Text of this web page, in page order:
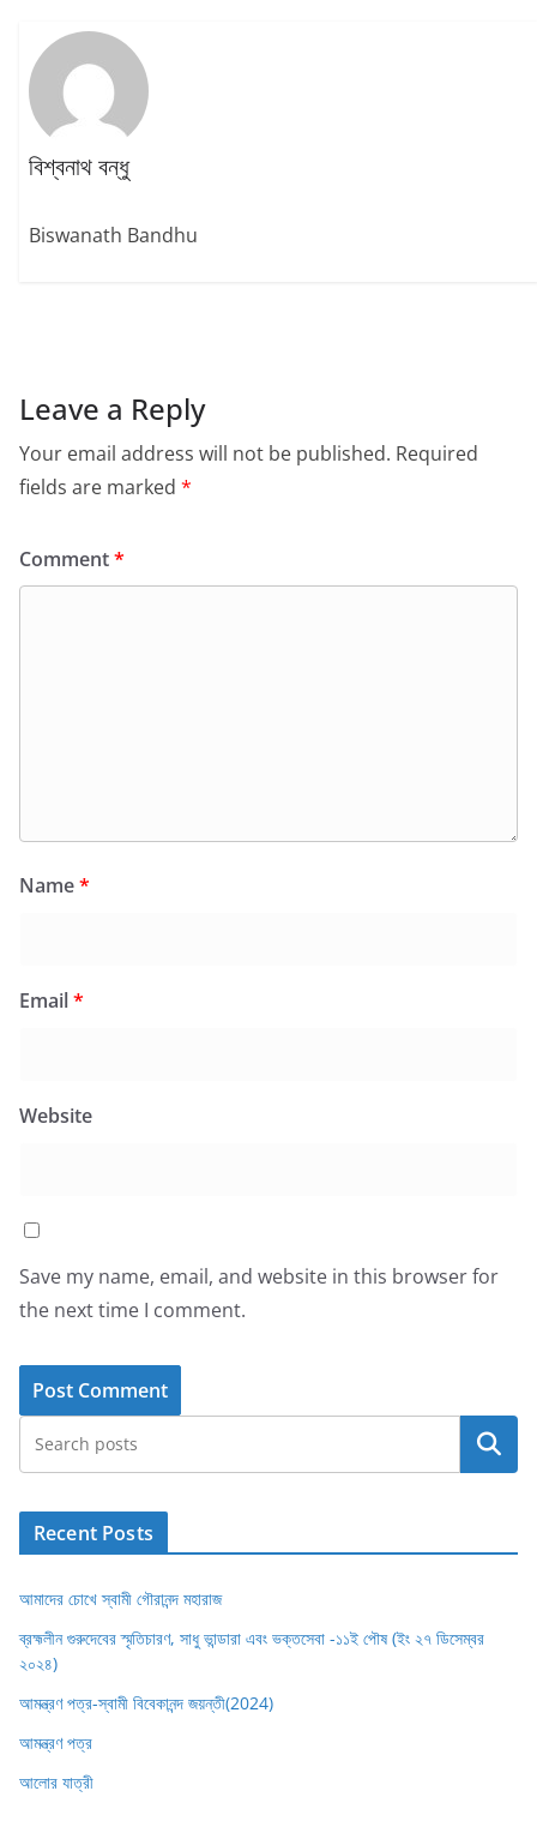
বিশ্বনাথ বন্ধু
Biswanath Bandhu
Leave a Reply
Your email address will not be published. Required
fields are marked *
Comment*
Name*
Email*
Website
Save my name, email, and website in this browser for
the next time I comment.
Search
Recent Posts
আমাদের চোখে স্বামী গৌরানন্দ মহারাজ
ব্রহ্মলীন গুরুদেবের স্মৃতিচারণ, সাধু ভান্ডারা এবং ভক্তসেবা -১১ই পৌষ (ইং ২৭ ডিসেম্বর
২০২৪)
আমন্ত্রণ পত্র-স্বামী বিবেকানন্দ জয়ন্তী(2024)
আমন্ত্রণ পত্র
আলোর যাত্রী